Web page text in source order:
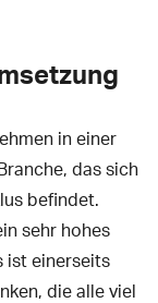
in einer
das sich
befindet.
sehr hohes
ist einerseits
die alle viel